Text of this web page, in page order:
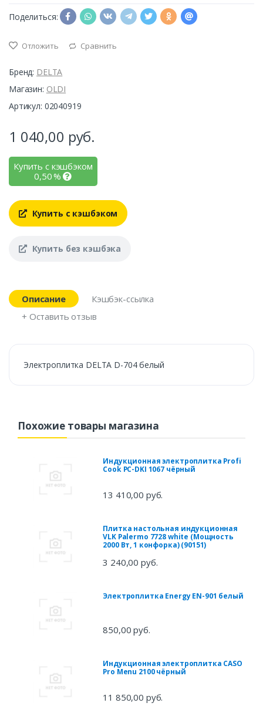
Поделиться:
Отложить Сравнить
Бренд: DELTA
Магазин: OLDI
Артикул: 02040919
1 040,00 руб.
Купить с кэшбэком
0,50%
Купить с кэшбэком
Купить без кэшбэка
Описание
Кэшбэк-ссылка
+ Оставить отзыв
Электроплитка DELTA D-704 белый
Похожие товары магазина
Индукционная электроплитка Profi
Cook PC-DKI 1067 чёрный
13 410,00 руб.
Плитка настольная индукционная
VLK Palermo 7728 white (Мощность
2000 Вт, 1 конфорка) (90151)
3 240,00 руб.
Электроплитка Energy EN-901 белый
850,00 руб.
Индукционная электроплитка CASO
Pro Menu 2100 чёрный
11 850,00 руб.